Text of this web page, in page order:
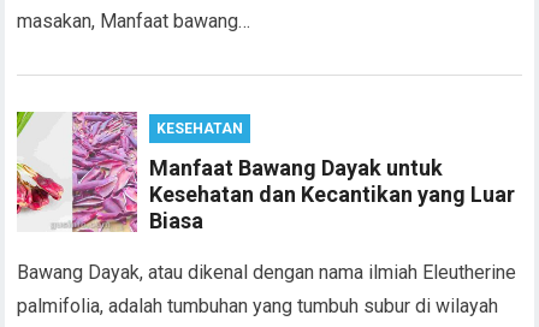
masakan, Manfaat bawang…
KESEHATAN
Manfaat Bawang Dayak untuk
Kesehatan dan Kecantikan yang Luar
Biasa
Bawang Dayak, atau dikenal dengan nama ilmiah Eleutherine
palmifolia, adalah tumbuhan yang tumbuh subur di wilayah